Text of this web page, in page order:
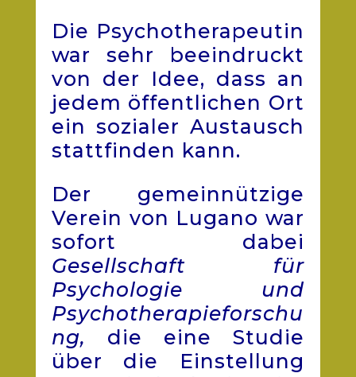
Die Psychotherapeutin
war sehr beeindruckt
von der Idee, dass an
jedem öffentlichen Ort
ein sozialer Austausch
stattfinden kann.
Der gemeinnützige
Verein von Lugano war
sofort dabei
Gesellschaft für
Psychologie und
Psychotherapieforschu
ng, die eine Studie
über die Einstellung